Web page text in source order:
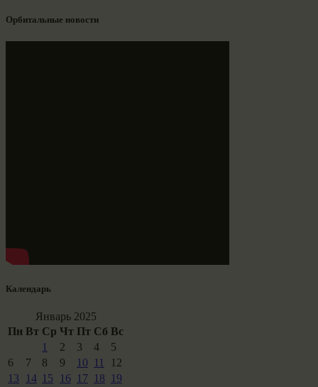
Орбитальные новости
Календарь
Январь 2025
Пн Вт Ср Чт Пт Сб Вс
1
2 3 4
5
6
7 8 9 10 11
12
13
14 15 16 17 18
19